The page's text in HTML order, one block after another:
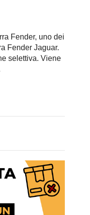
Fender, uno dei
Fender Jaguar.
selettiva. Viene